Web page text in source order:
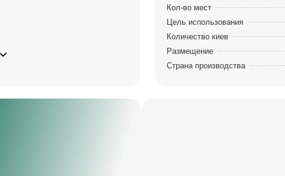
Кол-во мест
Цель использования
Количество киев
Размещение
Страна производства